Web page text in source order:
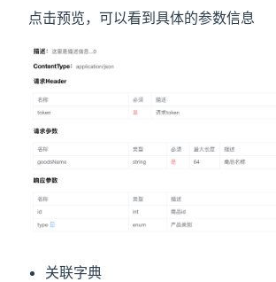
点击预览，可以看到具体的参数信息
关联字典